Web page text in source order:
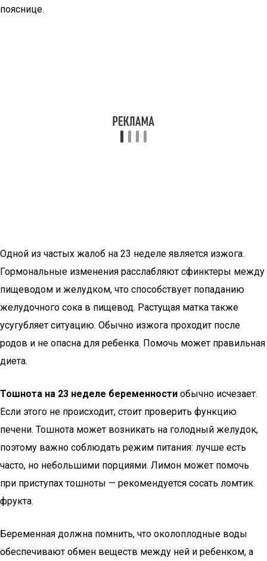
пояснице.
Одной из частых жалоб на 23 неделе является изжога.
Гормональные изменения расслабляют сфинктеры между
пищеводом и желудком, что способствует попаданию
желудочного сока в пищевод. Растущая матка также
усугубляет ситуацию. Обычно изжога проходит после
родов и не опасна для ребенка. Помочь может правильная
диета.
Тошнота на 23 неделе беременности обычно исчезает.
Если этого не происходит, стоит проверить функцию
печени. Тошнота может возникать на голодный желудок,
поэтому важно соблюдать режим питания: лучше есть
часто, но небольшими порциями. Лимон может помочь
при приступах тошноты — рекомендуется сосать ломтик
фрукта.
Беременная должна помнить, что околоплодные воды
обеспечивают обмен веществ между ней и ребенком, а